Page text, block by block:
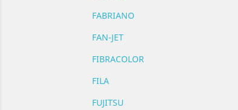
FABRIANO
FAN-JET
FIBRACOLOR
FILA
FUJITSU